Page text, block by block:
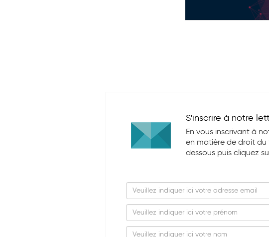
S'inscrire à notre
En vous inscrivant à
en matière de droit du
dessous puis cliquez